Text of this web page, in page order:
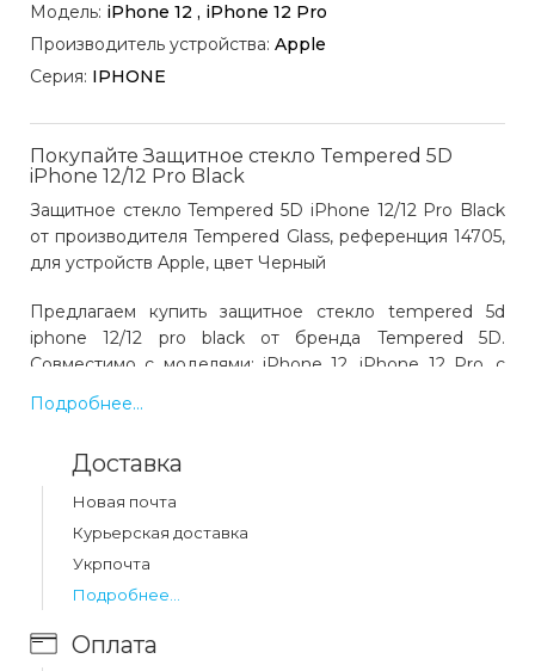
Модель: iPhone 12 , iPhone 12 Pro
Производитель устройства: Apple
Серия: IPHONE
Покупайте Защитное стекло Tempered 5D
iPhone 12/12 Pro Black
Защитное стекло Tempered 5D iPhone 12/12 Pro Black
от производителя Tempered Glass, референция 14705,
для устройств Apple, цвет Черный
Предлагаем купить защитное стекло tempered 5d
iphone 12/12 pro black от бренда Tempered 5D.
Совместимо с моделями: iPhone 12, iPhone 12 Pro, с
устройствами производства Apple. Цвет: черный. Код
товара 14705. Выгодная цена и быстрая доставка по
iphone 12/12 pro black?
Цена на защитное стекло tempered 5d iphone 12/12 pro
black составляет 146 грн.
Подробнее...
Доставка
Новая почта
Курьерская доставка
Укрпочта
Подробнее...
Оплата